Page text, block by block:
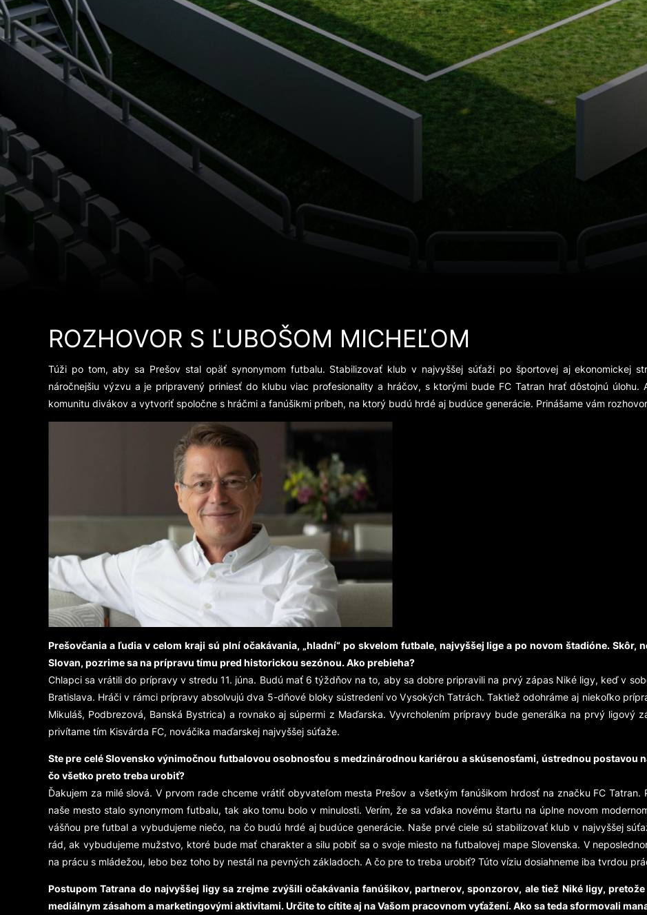
ROZHOVOR S ĽUBOŠOM MICHEĽOM
Túži po tom, aby sa Prešov stal opäť synonymom futbalu. Stabilizovať klub v najvyššej súťaži po športovej aj ekonomickej
náročnejšiu výzvu a je pripravený priniesť do klubu viac profesionality a hráčov, s ktorými bude FC Tatran hrať dôstojnú úlohu.
komunitu divákov a vytvoriť spoločne s hráčmi a fanúšikmi príbeh, na ktorý budú hrdé aj budúce generácie. Prinášame vám
Prešovčania a ľudia v celom kraji sú plní očakávania, „hladní“ po skvelom futbale, najvyššej lige a po novom štadióne.
Slovan, pozrime sa na prípravu tímu pred historickou sezónou. Ako prebieha?
Chlapci sa vrátili do prípravy v stredu 11. júna. Budú mať 6 týždňov na to, aby sa dobre pripravili na prvý zápas Niké ligy, keď v
Bratislava. Hráči v rámci prípravy absolvujú dva 5-dňové bloky sústredení vo Vysokých Tatrách. Taktiež odohráme aj niekoľko
Mikuláš, Podbrezová, Banská Bystrica) a rovnako aj súpermi z Maďarska. Vyvrcholením prípravy bude generálka na prvý ligový
privítame tím Kisvárda FC, nováčika maďarskej najvyššej súťaže.
Ste pre celé Slovensko výnimočnou futbalovou osobnosťou s medzinárodnou kariérou a skúsenosťami, ústrednou postavou
čo všetko preto treba urobiť?
Ďakujem za milé slová. V prvom rade chceme vrátiť obyvateľom mesta Prešov a všetkým fanúšikom hrdosť na značku FC
naše mesto stalo synonymom futbalu, tak ako tomu bolo v minulosti. Verím, že sa vďaka novému štartu na úplne novom
vášňou pre futbal a vybudujeme niečo, na čo budú hrdé aj budúce generácie. Naše prvé ciele sú stabilizovať klub v najvyššej
rád, ak vybudujeme mužstvo, ktoré bude mať charakter a silu pobiť sa o svoje miesto na futbalovej mape Slovenska. V
na prácu s mládežou, lebo bez toho by nestál na pevných základoch. A čo pre to treba urobiť? Túto víziu dosiahneme iba tvrdou
Postupom Tatrana do najvyššej ligy sa zrejme zvýšili očakávania fanúšikov, partnerov, sponzorov, ale tiež Niké ligy,
mediálnym zásahom a marketingovými aktivitami. Určite to cítite aj na Vašom pracovnom vyťažení. Ako sa teda sformovali